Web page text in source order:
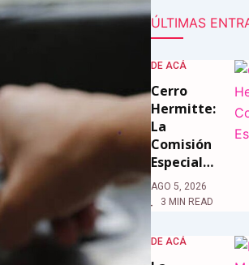
ÚLTIMAS
DE ACÁ
Cerro
Hermitte:
La
Comisión
Especial…
AGO 5, 2026
3 MIN READ
DE ACÁ